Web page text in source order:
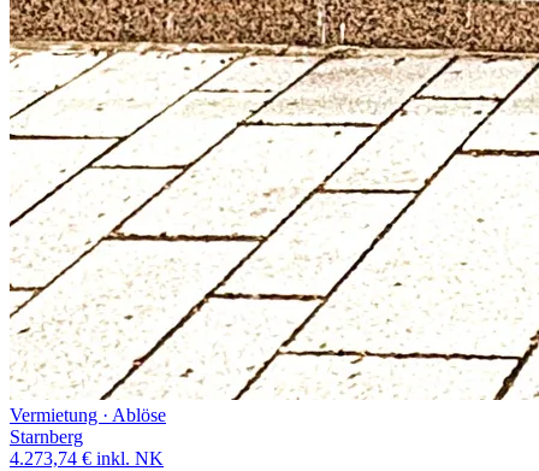
Vermietung · Ablöse
Starnberg
4.273,74 € inkl. NK